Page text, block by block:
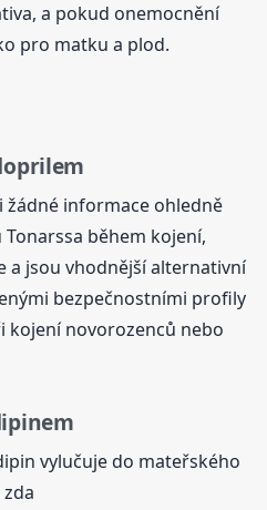
a pokud onemocnění
pro matku a plod.
žádné informace ohledně
během kojení,
a jsou vhodnější alternativní
bezpečnostními profily
kojení novorozenců nebo
vylučuje do mateřského